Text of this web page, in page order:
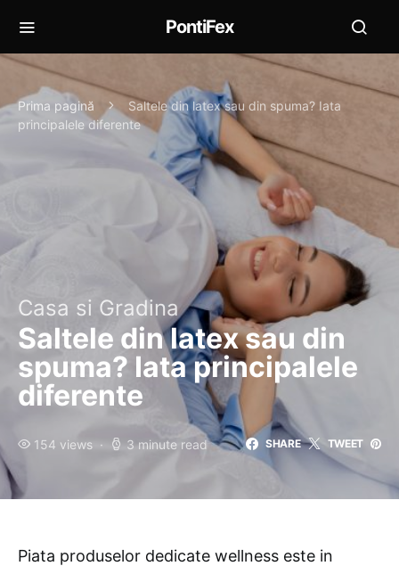
PontiFex
Prima pagină
Saltele din latex sau din spuma? Iata
principalele diferente
Casa si Gradina
Saltele din latex sau din
spuma? Iata principalele
diferente
154 views 3 minute read SHARE TWEET
Piata produselor dedicate wellness este in